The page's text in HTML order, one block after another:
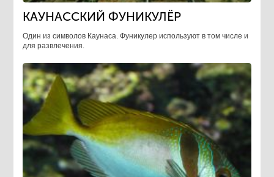
КАУНАССКИЙ ФУНИКУЛЁР
Один из символов Каунаса. Фуникулер используют в том числе и
для развлечения.